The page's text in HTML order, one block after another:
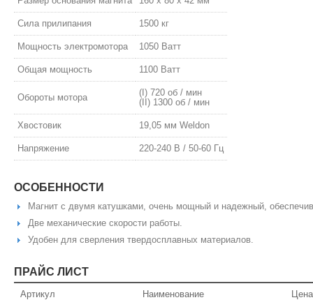
Сила прилипания 1500 кг
Мощность электромотора 1050 Ватт
Общая мощность 1100 Ватт
Обороты мотора
(I) 720 об / мин
(II) 1300 об / мин
Хвостовик 19,05 мм Weldon
Напряжение 220-240 В / 50-60 Гц
ОСОБЕННОСТИ
Магнит с двумя катушками, очень мощный и надежный,
Две механические скорости работы.
Удобен для сверления твердосплавных материалов.
ПРАЙС ЛИСТ
Артикул Наименование